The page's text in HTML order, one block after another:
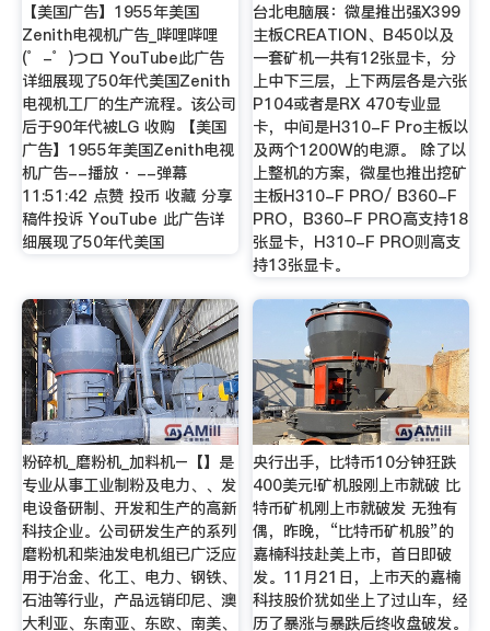
【美国广告】1955年美国
Zenith电视机广告_哔哩哔哩
(゜-゜)つロ YouTube此广告
详细展现了50年代美国Zenith
电视机工厂的生产流程。该公司
后于90年代被LG 收购 【美国
广告】1955年美国Zenith电视
机广告--播放 · --弹幕
11:51:42 点赞 投币 收藏 分享
稿件投诉 YouTube 此广告详
细展现了50年代美国
台北电脑展：微星推出强X399
主板CREATION、B450以及
一套矿机一共有12张显卡，分
上中下三层，上下两层各是六张
P104或者是RX 470专业显
卡，中间是H310-F Pro主板以
及两个1200W的电源。 除了以
上整机的方案，微星也推出挖矿
主板H310-F PRO/ B360-F
PRO，B360-F PRO高支持18
张显卡，H310-F PRO则高支
持13张显卡。
粉碎机_磨粉机_加料机–【】是
专业从事工业制粉及电力、、发
电设备研制、开发和生产的高新
科技企业。公司研发生产的系列
磨粉机和柴油发电机组已广泛应
用于冶金、化工、电力、钢铁、
石油等行业，产品远销印尼、澳
大利亚、东南亚、东欧、南美、
央行出手，比特币10分钟狂跌
400美元!矿机股刚上市就破 比
特币矿机刚上市就破发 无独有
偶，昨晚，“比特币矿机股”的
嘉楠科技赴美上市，首日即破
发。11月21日，上市天的嘉楠
科技股价犹如坐上了过山车，经
历了暴涨与暴跌后终收盘破发。